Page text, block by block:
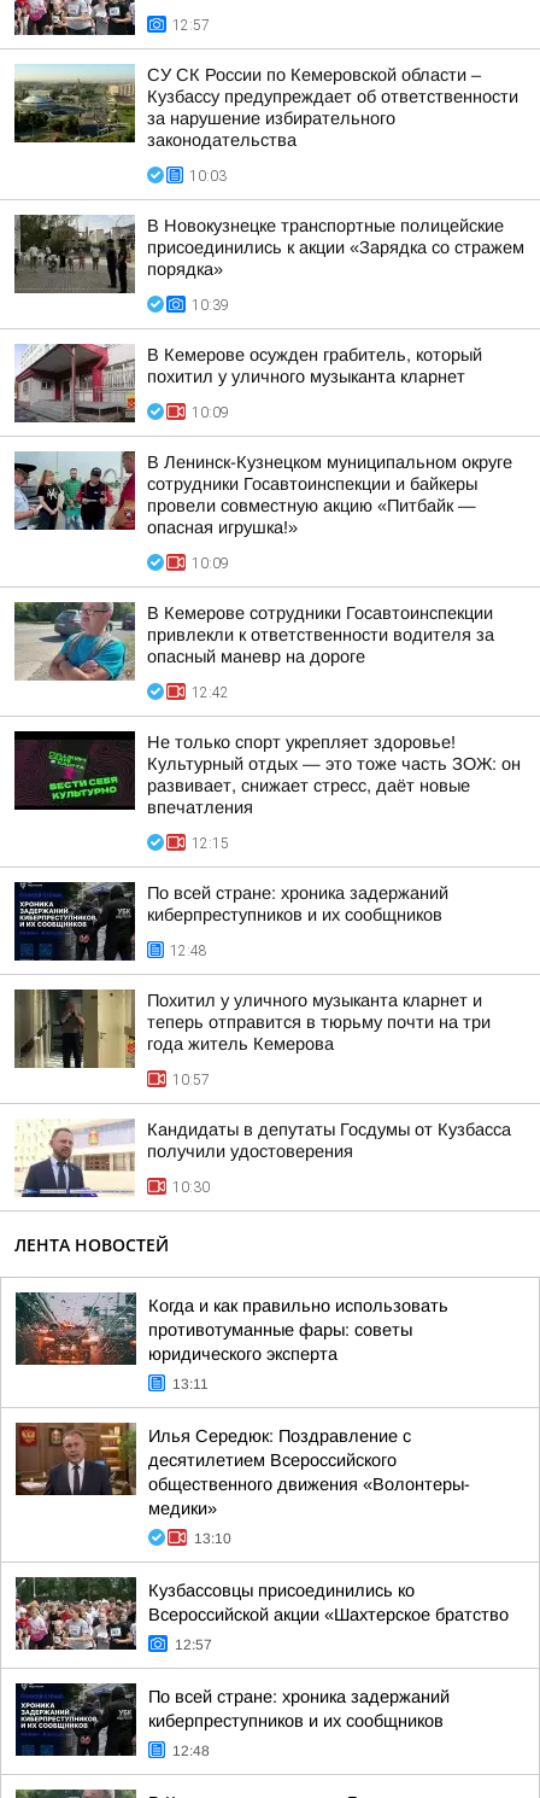
12:57
СУ СК России по Кемеровской области –
Кузбассу предупреждает об ответственности
за нарушение избирательного
законодательства
10:03
В Новокузнецке транспортные полицейские
присоединились к акции «Зарядка со стражем
порядка»
10:39
В Кемерове осужден грабитель, который
похитил у уличного музыканта кларнет
10:09
В Ленинск-Кузнецком муниципальном округе
сотрудники Госавтоинспекции и байкеры
провели совместную акцию «Питбайк —
опасная игрушка!»
10:09
В Кемерове сотрудники Госавтоинспекции
привлекли к ответственности водителя за
опасный маневр на дороге
12:42
Не только спорт укрепляет здоровье!
Культурный отдых — это тоже часть ЗОЖ: он
развивает, снижает стресс, даёт новые
впечатления
12:15
По всей стране: хроника задержаний
киберпреступников и их сообщников
12:48
Похитил у уличного музыканта кларнет и
теперь отправится в тюрьму почти на три
года житель Кемерова
10:57
Кандидаты в депутаты Госдумы от Кузбасса
получили удостоверения
10:30
ЛЕНТА НОВОСТЕЙ
Когда и как правильно использовать
противотуманные фары: советы
юридического эксперта
13:11
Илья Середюк: Поздравление с
десятилетием Всероссийского
общественного движения «Волонтеры-
медики»
13:10
Кузбассовцы присоединились ко
Всероссийской акции «Шахтерское братство
12:57
По всей стране: хроника задержаний
киберпреступников и их сообщников
12:48